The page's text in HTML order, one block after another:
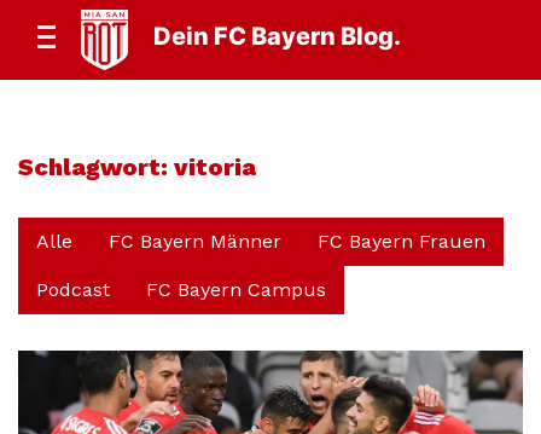
Dein FC Bayern Blog.
Schlagwort: vitoria
Alle FC Bayern Männer FC Bayern Frauen
Podcast FC Bayern Campus